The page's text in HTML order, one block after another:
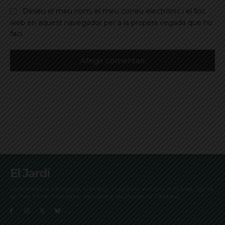
Deseu el meu nom, el meu correu electrònic i el lloc
web en aquest navegador per a la propera vegada que ho
faci.
El Jardí
La Bonanova, Monterols, Galvany, Turó Parc, el Farró, el Putxet, Sarrià,
les Tres Torres, Pedralbes, Vallvidrera, les Planes i el Tibidabo